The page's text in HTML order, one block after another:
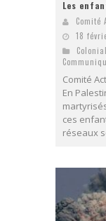
Les
Comité
18
Comité
En
ces
réseaux